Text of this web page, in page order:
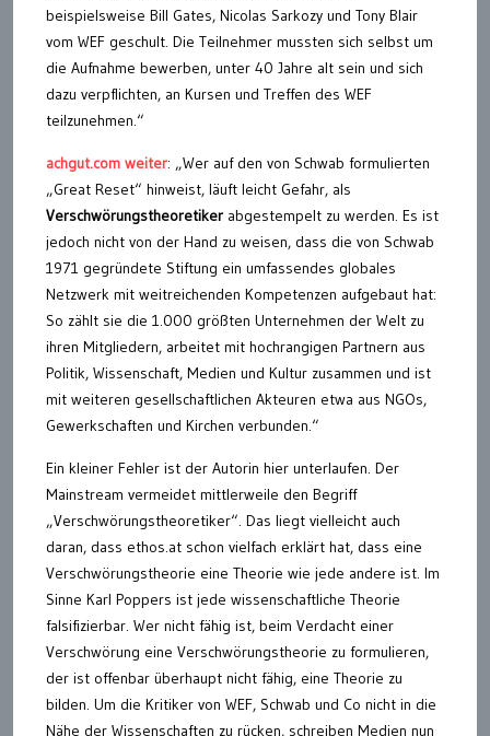
beispielsweise Bill Gates, Nicolas Sarkozy und Tony Blair
vom WEF geschult. Die Teilnehmer mussten sich selbst um
die Aufnahme bewerben, unter 40 Jahre alt sein und sich
dazu verpflichten, an Kursen und Treffen des WEF
teilzunehmen.“
achgut.com weiter: „Wer auf den von Schwab formulierten
„Great Reset“ hinweist, läuft leicht Gefahr, als
Verschwörungstheoretiker abgestempelt zu werden. Es ist
jedoch nicht von der Hand zu weisen, dass die von Schwab
1971 gegründete Stiftung ein umfassendes globales
Netzwerk mit weitreichenden Kompetenzen aufgebaut hat:
So zählt sie die 1.000 größten Unternehmen der Welt zu
ihren Mitgliedern, arbeitet mit hochrangigen Partnern aus
Politik, Wissenschaft, Medien und Kultur zusammen und ist
mit weiteren gesellschaftlichen Akteuren etwa aus NGOs,
Gewerkschaften und Kirchen verbunden.“
Ein kleiner Fehler ist der Autorin hier unterlaufen. Der
Mainstream vermeidet mittlerweile den Begriff
„Verschwörungstheoretiker“. Das liegt vielleicht auch
daran, dass ethos.at schon vielfach erklärt hat, dass eine
Verschwörungstheorie eine Theorie wie jede andere ist. Im
Sinne Karl Poppers ist jede wissenschaftliche Theorie
falsifizierbar. Wer nicht fähig ist, beim Verdacht einer
Verschwörung eine Verschwörungstheorie zu formulieren,
der ist offenbar überhaupt nicht fähig, eine Theorie zu
bilden. Um die Kritiker von WEF, Schwab und Co nicht in die
Nähe der Wissenschaften zu rücken, schreiben Medien nun